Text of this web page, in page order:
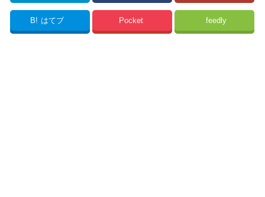
B! はてブ Pocket feedly